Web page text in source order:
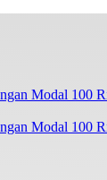
Modal 100